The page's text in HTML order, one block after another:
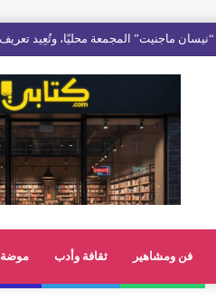
فن ومشاهير ثقافة وأدب موضة